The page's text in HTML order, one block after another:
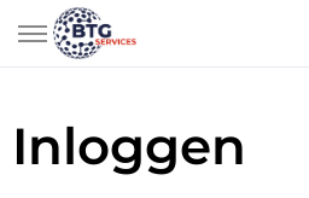
Inloggen